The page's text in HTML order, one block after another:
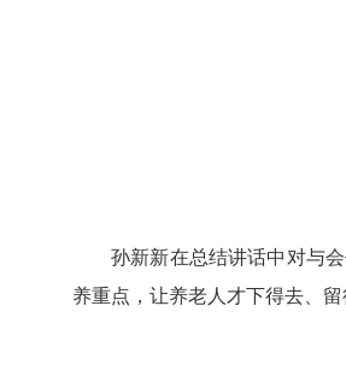
孙新新在总结讲话中对与
养重点，让养老人才下得去、留